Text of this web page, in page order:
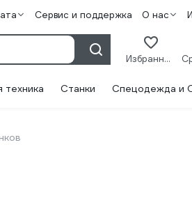
Сервис и поддержка О нас
Избранное
техника Станки Спецодежда и